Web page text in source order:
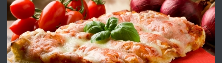
ПРЕДЛАГА
Първи поход "По стъпките на Ангел
Войвода"